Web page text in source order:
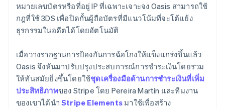
หมายเลขบัตรหรือที่อยู่ IP ที่เฉพาะเจาะจง Oasis สามารถใช้
กฎที่ใช้ 3DS เพื่อปิดกั้นผู้ถือบัตรที่มีแนวโน้มที่จะโต้แย้ง
ธุรกรรมในอดีตได้โดยอัตโนมัติ
เมื่อวางรากฐานการป้องกันการฉ้อโกงให้แข็งแกร่งขึ้นแล้ว
Oasis จึงหันมาปรับปรุงประสบการณ์การชำระเงินโดยรวม
ให้ทันสมัยยิ่งขึ้นโดยใช้ชุดเครื่องมือด้านการชำระเงินที่เพิ่ม
ประสิทธิภาพของ Stripe โดย Pereira Martín และทีมงาน
ของเขาได้นำ Stripe Elements มาใช้เพื่อสร้าง